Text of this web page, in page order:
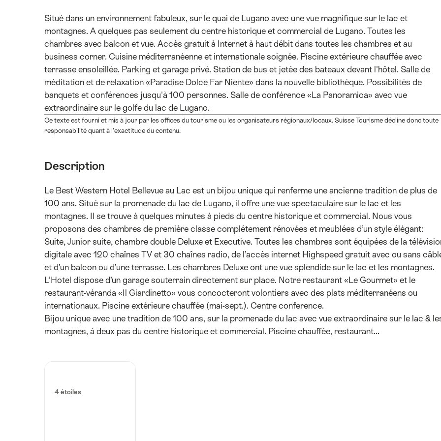
Situé dans un environnement fabuleux, sur le quai de Lugano avec une vue magnifique sur le lac et
montagnes. A quelques pas seulement du centre historique et commercial de Lugano. Toutes les
chambres avec balcon et vue. Accès gratuit à Internet à haut débit dans toutes les chambres et au
business corner. Cuisine méditerranéenne et internationale soignée. Piscine extérieure chauffée avec
terrasse ensoleillée. Parking et garage privé. Station de bus et jetée des bateaux devant l'hôtel. Salle de
méditation et de relaxation «Paradise Dolce Far Niente» dans la nouvelle bibliothèque. Possibilités de
banquets et conférences jusqu'à 100 personnes. Salle de conférence «La Panoramica» avec vue
extraordinaire sur le golfe du lac de Lugano.
Ce texte est fourni et mis à jour par les offices du tourisme ou les organisateurs régionaux/locaux. Suisse Tourisme décline donc toute
responsabilité quant à l'exactitude du contenu.
Description
Le Best Western Hotel Bellevue au Lac est un bijou unique qui renferme une ancienne tradition de plus de
100 ans. Situé sur la promenade du lac de Lugano, il offre une vue spectaculaire sur le lac et les
montagnes. Il se trouve à quelques minutes à pieds du centre historique et commercial. Nous vous
proposons des chambres de première classe complétement rénovées et meublées d’un style élégant:
Suite, Junior suite, chambre double Deluxe et Executive. Toutes les chambres sont équipées de la
digitale avec 120 chaînes TV et 30 chaînes radio, de l’accès internet Highspeed gratuit avec ou sans
et d’un balcon ou d’une terrasse. Les chambres Deluxe ont une vue splendide sur le lac et les montagnes.
L’Hotel dispose d’un garage souterrain directement sur place. Notre restaurant «Le Gourmet» et le
restaurant-véranda «Il Giardinetto» vous concocteront volontiers avec des plats méditerranéens ou
internationaux. Piscine extérieure chauffée (mai-sept.). Centre conference.
Bijou unique avec une tradition de 100 ans, sur la promenade du lac avec vue extraordinaire sur le lac &
montagnes, à deux pas du centre historique et commercial. Piscine chauffée, restaurant...
4 étoiles